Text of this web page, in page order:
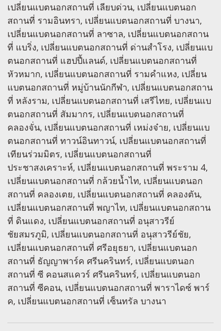
เปลี่ยนแบตนอกสถานที่ เลียบด่วน, เปลี่ยนแบตนอก
สถานที่ รามอินทรา, เปลี่ยนแบตนอกสถานที่ บางนา,
เปลี่ยนแบตนอกสถานที่ ลาซาล, เปลี่ยนแบตนอกสถาน
ที่ แบริ่ง, เปลี่ยนแบตนอกสถานที่ ด่านสำโรง, เปลี่ยนแบ
ตนอกสถานที่ แฮปปี้แลนด์, เปลี่ยนแบตนอกสถานที่
หัวหมาก, เปลี่ยนแบตนอกสถานที่ รามคำแหง, เปลี่ยน
แบตนอกสถานที่ หมู่บ้านนักกีฬา, เปลี่ยนแบตนอกสถาน
ที่ หลังราม, เปลี่ยนแบตนอกสถานที่ เสรีไทย, เปลี่ยนแบ
ตนอกสถานที่ สัมมากร, เปลี่ยนแบตนอกสถานที่
คลองจั่น, เปลี่ยนแบตนอกสถานที่ เหม่งจ๋าย, เปลี่ยนแบ
ตนอกสถานที่ ทาวน์อินทาวน์, เปลี่ยนแบตนอกสถานที่
เทียนร่วมมิตร, เปลี่ยนแบตนอกสถานที่
ประชาสงเคราะห์, เปลี่ยนแบตนอกสถานที่ พระราม 4,
เปลี่ยนแบตนอกสถานที่ กล้วยน้ำไท, เปลี่ยนแบตนอก
สถานที่ คลองเตย, เปลี่ยนแบตนอกสถานที่ คลองตัน,
เปลี่ยนแบตนอกสถานที่ พญาไท, เปลี่ยนแบตนอกสถาน
ที่ ดินแดง, เปลี่ยนแบตนอกสถานที่ อนุสาวรีย์
ชัยสมรภูมิ, เปลี่ยนแบตนอกสถานที่ อนุสาวรีย์ชัย,
เปลี่ยนแบตนอกสถานที่ ศรีอยุธยา, เปลี่ยนแบตนอก
สถานที่ ธัญญาพาร์ค ศรีนครินทร์, เปลี่ยนแบตนอก
สถานที่ ซี คอนสแควร์ ศรีนครินทร์, เปลี่ยนแบตนอก
สถานที่ ซีคอน, เปลี่ยนแบตนอกสถานที่ พาราไดซ์ พาร์
ค, เปลี่ยนแบตนอกสถานที่ เซ็นทรัล บางนา